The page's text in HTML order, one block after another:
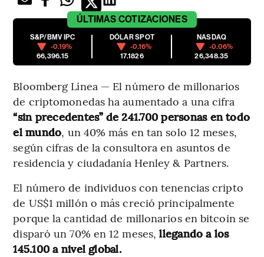
ÚLTIMAS COTIZACIONES
S&P/BMV IPC
-0.19%
66,396.15
DÓLAR SPOT
-0.16%
17.1826
NASDAQ
-0.06%
26,348.35
Bloomberg Línea — El número de millonarios
de criptomonedas ha aumentado a una cifra
“sin precedentes” de 241.700 personas en todo
el mundo, un 40% más en tan solo 12 meses,
según cifras de la consultora en asuntos de
residencia y ciudadanía Henley & Partners.
El número de individuos con tenencias cripto
de US$1 millón o más creció principalmente
porque la cantidad de millonarios en bitcoin se
disparó un 70% en 12 meses, llegando a los
145.100 a nivel global.